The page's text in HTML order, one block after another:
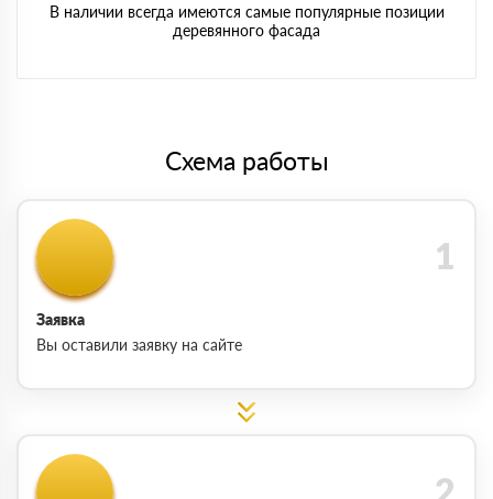
В наличии всегда имеются самые популярные позиции
деревянного фасада
Схема работы
Заявка
Вы оставили заявку на сайте